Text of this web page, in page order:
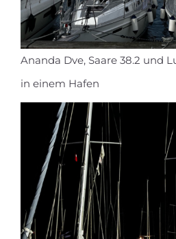
Ananda Dve, Saare 38.2 und
in einem Hafen